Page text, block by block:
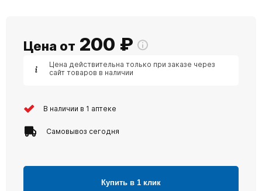
Цена от 200 ₽
Цена действительна только при заказе через
сайт товаров в наличии
В наличии в 1 аптеке
Самовывоз сегодня
Купить в 1 клик